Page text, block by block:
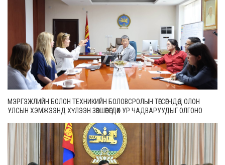
МЭРГЭЖЛИЙН БОЛОН ТЕХНИКИЙН БОЛОВСРОЛЫН ТӨГСӨГЧДӨД ОЛОН
УЛСЫН ХЭМЖЭЭНД ХҮЛЭЭН ЗӨВШӨӨРӨГДӨХ УР ЧАДВАРУУДЫГ ОЛГОНО